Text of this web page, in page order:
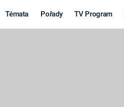
Témata Pořady TV Program